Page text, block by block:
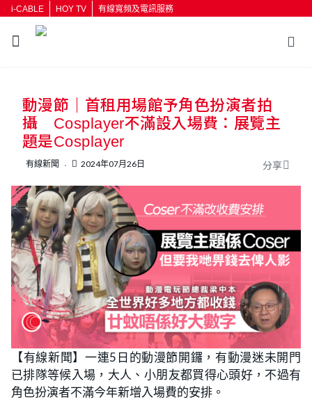
i-CABLE HOY TV 有線寬頻及電訊服務
按輸入鍵開始搜尋
動漫節｜首租用場館予角色扮演者拍
攝 Cosplayer不滿設入場費：展覽主
題是Cosplayer
有線新聞 2024年07月26日 分享
【有線新聞】一連5日的動漫節開鑼，有動漫迷未開門
已排隊等候入場，大人、小朋友都買得心頭好，不過有
角色扮演者不滿今年新增入場費的安排。